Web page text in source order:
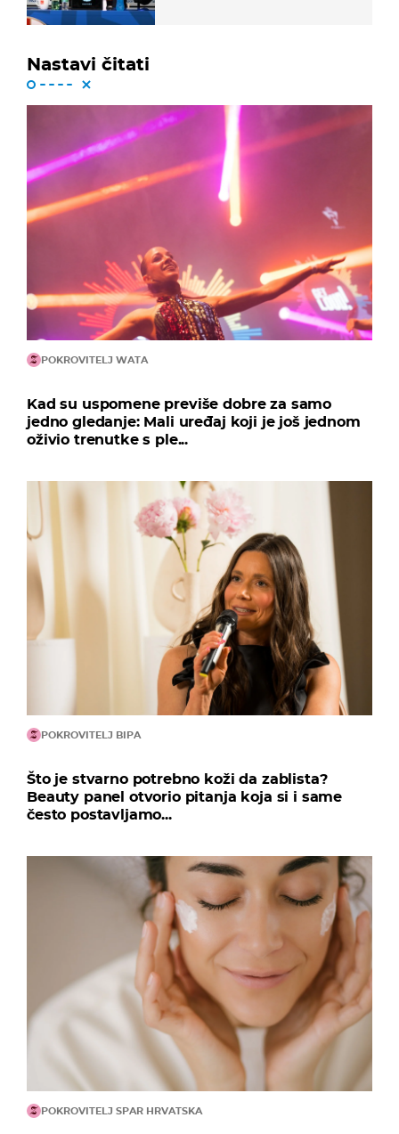
Nastavi čitati
POKROVITELJ WATA
Kad su uspomene previše dobre za samo
jedno gledanje: Mali uređaj koji je još jednom
oživio trenutke s ple...
POKROVITELJ BIPA
Što je stvarno potrebno koži da zablista?
Beauty panel otvorio pitanja koja si i same
često postavljamo...
POKROVITELJ SPAR HRVATSKA